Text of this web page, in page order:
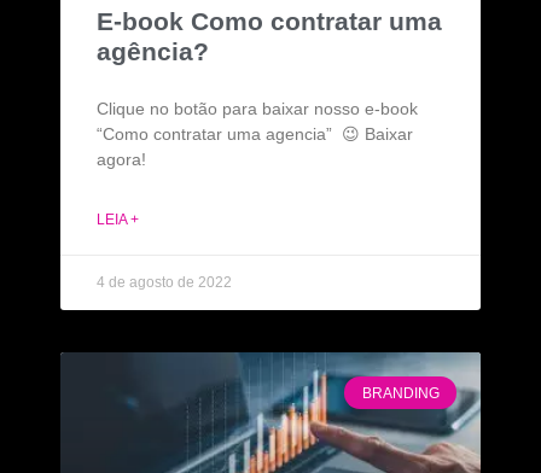
E-book Como contratar uma
agência?
Clique no botão para baixar nosso e-book
“Como contratar uma agencia” 😉 Baixar
agora!
LEIA +
4 de agosto de 2022
BRANDING